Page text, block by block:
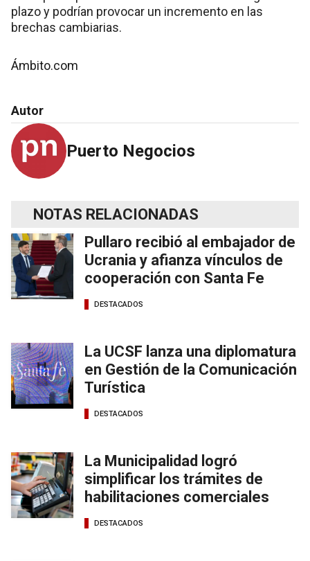
plazo y podrían provocar un incremento en las
brechas cambiarias.
Ámbito.com
Autor
Puerto Negocios
NOTAS RELACIONADAS
Pullaro recibió al embajador de
Ucrania y afianza vínculos de
cooperación con Santa Fe
DESTACADOS
La UCSF lanza una diplomatura
en Gestión de la Comunicación
Turística
DESTACADOS
La Municipalidad logró
simplificar los trámites de
habilitaciones comerciales
DESTACADOS